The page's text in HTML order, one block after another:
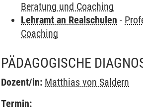
Beratung und Coaching
Lehramt an Realschulen -
Coaching
PÄDAGOGISCHE
Dozent/in: Matthias von Saldern
Termin: